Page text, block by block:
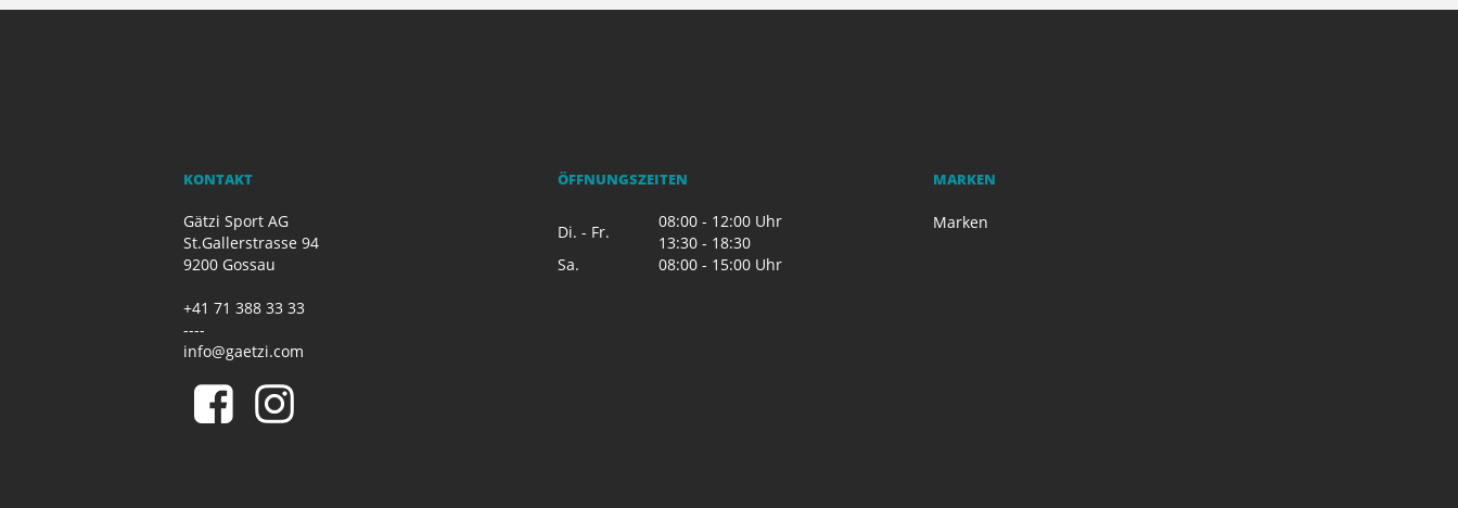
KONTAKT
Gätzi Sport AG
St.Gallerstrasse 94
9200 Gossau
+41 71 388 33 33
----
info@gaetzi.com
ÖFFNUNGSZEITEN
Di. - Fr.
08:00 - 12:00 Uhr
13:30 - 18:30
Sa.
08:00 - 15:00 Uhr
MARKEN
Marken